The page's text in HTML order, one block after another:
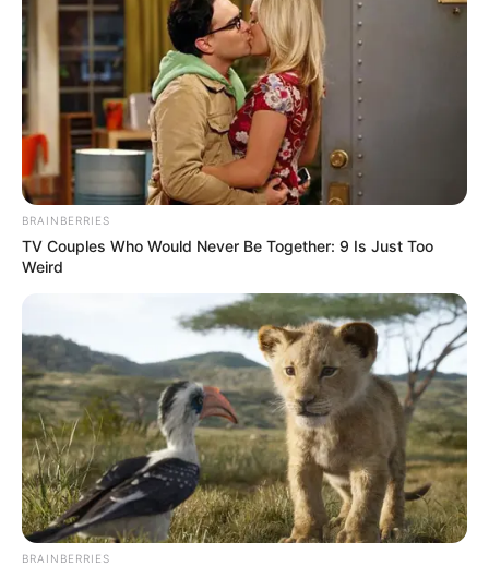
В облэнерго отметили, что передавать показания
обязательно, так как это дает объективную картину
потребления электроэнергии в регионе и позволяет
избежать неправильных начислений. Не нужно
паниковать, если цифры не соответствуют реальному
потреблению. Надо просто передать показания в
указанный срок: тогда система их примет и
перечислит.
Поделиться:
Теги:облэнерго харьков
показания счетчиков за свет
заплатить за свет передать показания счетчиков
ЭТО ИНТЕРЕСНО